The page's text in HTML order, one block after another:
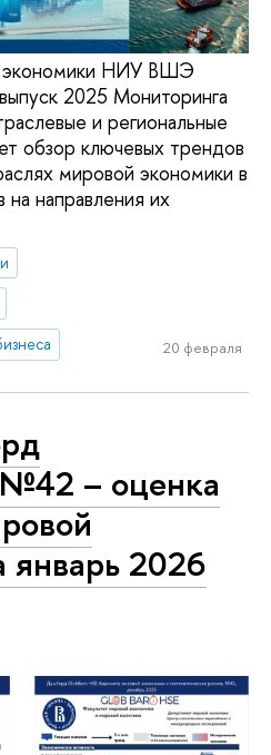
экономики НИУ ВШЭ
2025 Мониторинга
и региональные
обзор ключевых трендов
мировой экономики в
на направления их
20 февраля
№42 – оценка
январь 2026